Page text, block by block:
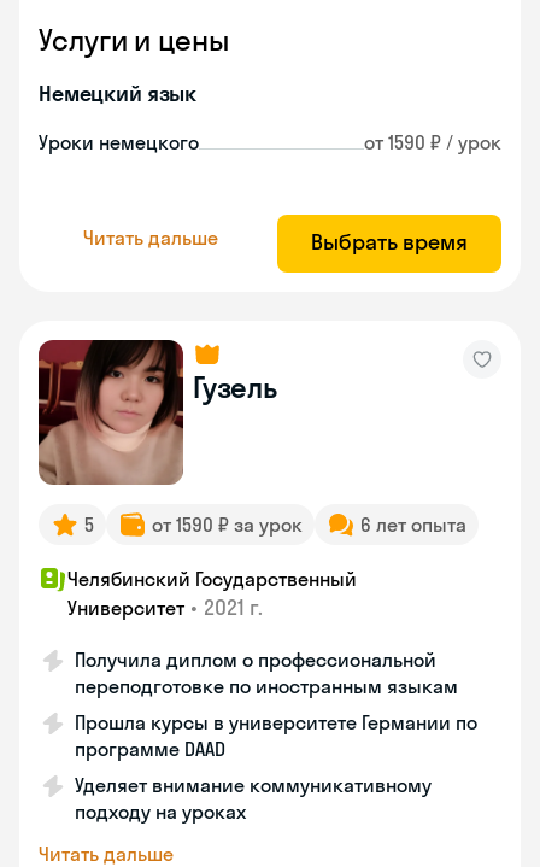
Услуги и цены
Немецкий язык
Уроки немецкого от 1590 ₽ / урок
Читать дальше Выбрать время
Гузель
5 от 1590 ₽ за урок 6 лет опыта
Челябинский Государственный
Университет • 2021 г.
Получила диплом о профессиональной
переподготовке по иностранным языкам
Прошла курсы в университете Германии по
программе DAAD
Уделяет внимание коммуникативному
подходу на уроках
Читать дальше